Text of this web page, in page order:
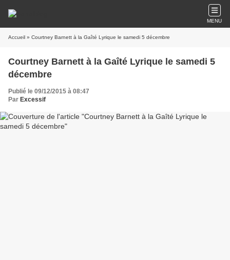
MENU
Accueil » Courtney Barnett à la Gaîté Lyrique le samedi 5 décembre
Courtney Barnett à la Gaîté Lyrique le samedi 5
décembre
Publié le 09/12/2015 à 08:47
Par Excessif